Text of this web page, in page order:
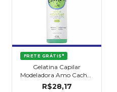
FRETE GRÁTIS*
Gelatina Capilar
Modeladora Amo Cachos
420 g - Griffus
R$28,17